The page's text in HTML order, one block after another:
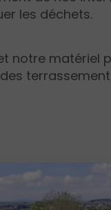
les déchets.
notre matériel